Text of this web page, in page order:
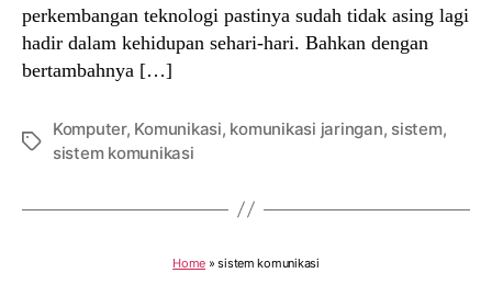
perkembangan teknologi pastinya sudah tidak asing lagi
hadir dalam kehidupan sehari-hari. Bahkan dengan
bertambahnya […]
Tags
Komputer, Komunikasi, komunikasi jaringan, sistem,
sistem komunikasi
Home »sistem komunikasi